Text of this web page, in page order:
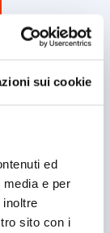
sui cookie
ed
e per
sito con i
come